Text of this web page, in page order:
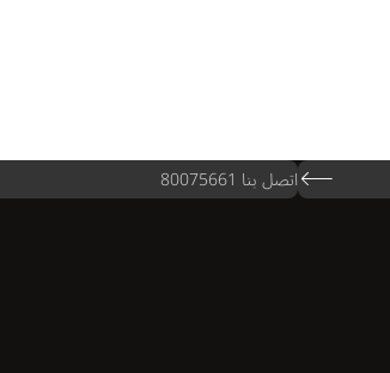
اتصل بنا 80075661